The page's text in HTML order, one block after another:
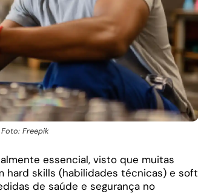
Freepik
essencial, visto que muitas
hard skills (habilidades técnicas) e soft
de saúde e segurança no